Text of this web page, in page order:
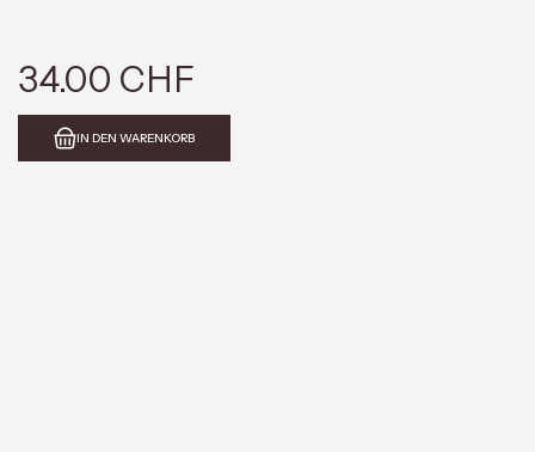
34.00 CHF
IN DEN WARENKORB